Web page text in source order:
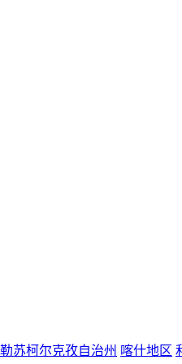
苏柯尔克孜自治州 喀什地区